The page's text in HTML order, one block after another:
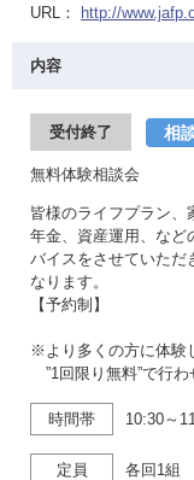
URL：
http://
内容
受付終了 相
無料体験相談会
皆様のライフプラン、
年金、資産運用、など
バイスをさせていただ
なります。
【予約制】
※より多くの方に体験
”1回限り無料”で行わ
時間帯 10:30～
定員 各回1組